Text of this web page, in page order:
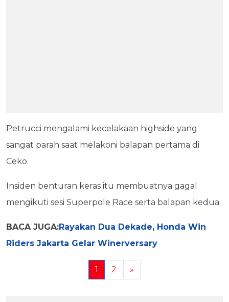
Petrucci mengalami kecelakaan highside yang
sangat parah saat melakoni balapan pertama di
Ceko.
Insiden benturan keras itu membuatnya gagal
mengikuti sesi Superpole Race serta balapan kedua.
BACA JUGA:Rayakan Dua Dekade, Honda Win
Riders Jakarta Gelar Winerversary
1 2 »